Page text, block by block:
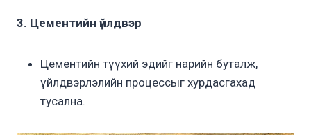
3. Цементийн үйлдвэр
Цементийн түүхий эдийг нарийн буталж,
үйлдвэрлэлийн процессыг хурдасгахад
тусална.